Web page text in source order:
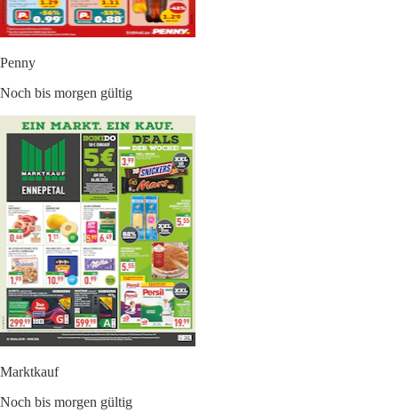
Penny
Noch bis morgen gültig
Marktkauf
Noch bis morgen gültig